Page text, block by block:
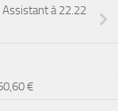
à 22.22
€